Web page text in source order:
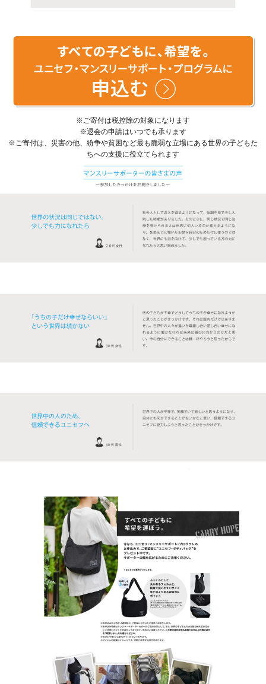
※ご寄付は税控除の対象になります
※退会の申請はいつでも承ります
※ご寄付は、災害の他、紛争や貧困など最も脆弱な立場にある世界の子どもた
ちへの支援に役立てられます